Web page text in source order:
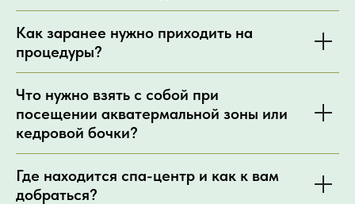
Как заранее нужно приходить на
процедуры?
Что нужно взять с собой при
посещении акватермальной зоны или
кедровой бочки?
Где находится спа-центр и как к вам
добраться?